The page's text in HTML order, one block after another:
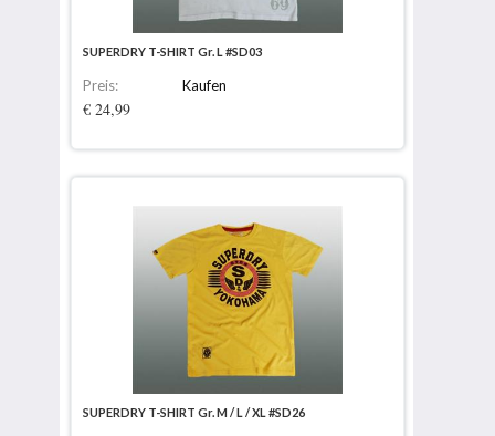
SUPERDRY T-SHIRT Gr. L #SD03
Preis:
€ 24,99
Kaufen
SUPERDRY T-SHIRT Gr. M / L / XL #SD26